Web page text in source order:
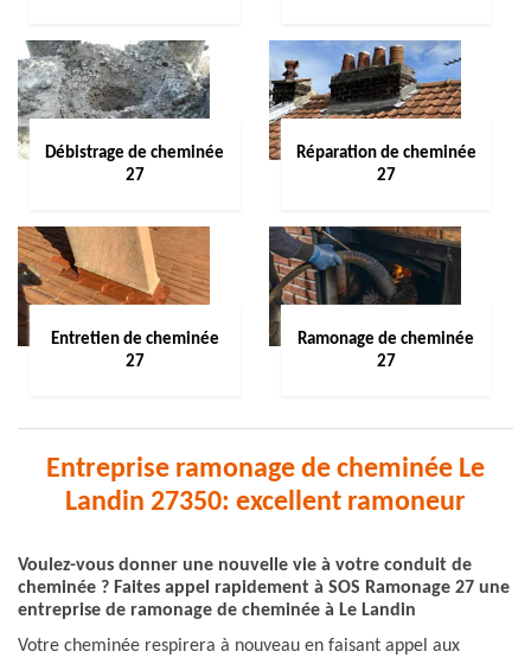
Débistrage de cheminée
27
Réparation de cheminée
27
Entretien de cheminée
27
Ramonage de cheminée
27
Entreprise ramonage de cheminée Le
Landin 27350: excellent ramoneur
Voulez-vous donner une nouvelle vie à votre conduit de
cheminée ? Faites appel rapidement à SOS Ramonage 27 une
entreprise de ramonage de cheminée à Le Landin
Votre cheminée respirera à nouveau en faisant appel aux